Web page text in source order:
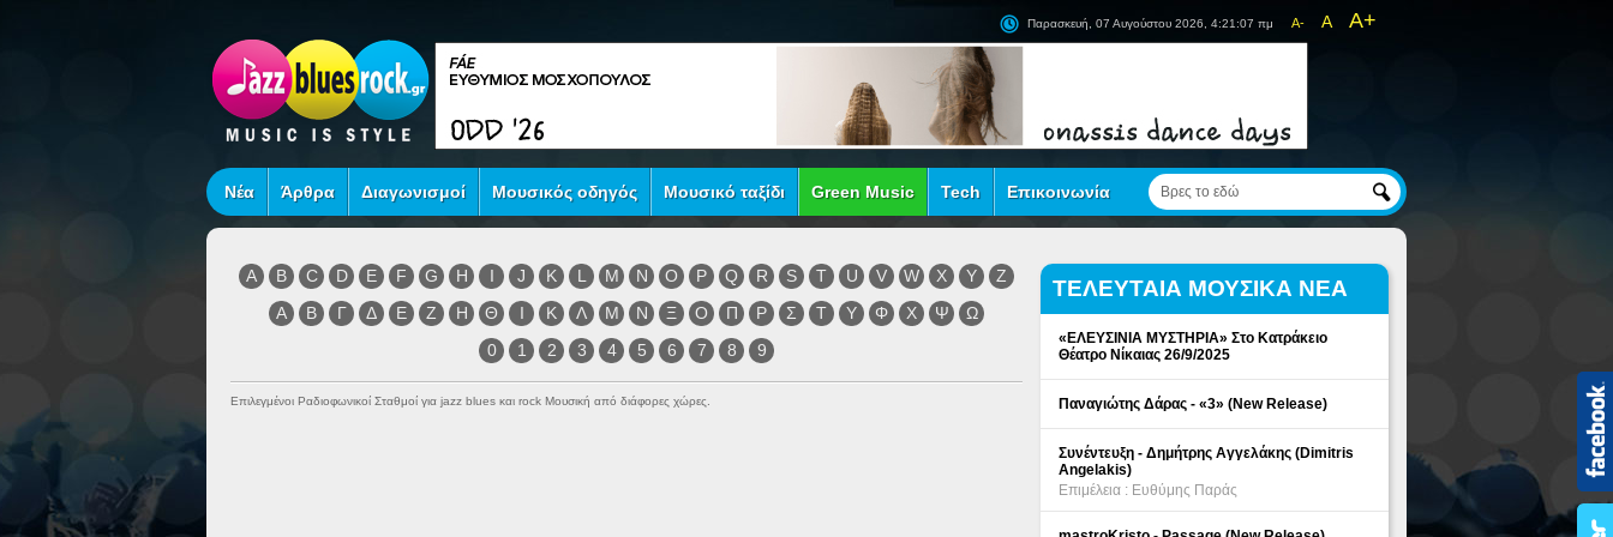
A- A A+
Παρασκευή, 07 Αυγούστου 2026, 4:21:07 πμ
Νέα Άρθρα Διαγωνισμοί Μουσικός οδηγός Μουσικό ταξίδι Green Music Tech Επικοινωνία
A B C D E F G H I J K L M N O P Q R S T U V W X Y
Z
Α
Β Γ Δ Ε Ζ Η Θ Ι Κ Λ Μ Ν Ξ Ο Π Ρ Σ Τ Υ Φ Χ Ψ
Ω
0
1 2 3 4 5 6 7 8 9
Επιλεγμένοι Ραδιοφωνικοί Σταθμοί για jazz blues και rock Μουσική από διάφορες χώρες.
ΤΕΛΕΥΤΑΙΑ ΜΟΥΣΙΚΑ ΝΕΑ
«ΕΛΕΥΣΙΝΙΑ ΜΥΣΤΗΡΙΑ» Στο Κατράκειο
Θέατρο Νίκαιας 26/9/2025
Παναγιώτης Δάρας - «3» (New Release)
Συνέντευξη - Δημήτρης Αγγελάκης (Dimitris
Angelakis)
Επιμέλεια : Ευθύμης Παράς